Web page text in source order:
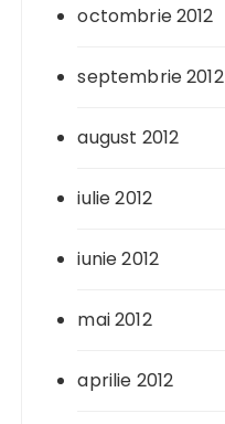
octombrie 2012
septembrie 2012
august 2012
iulie 2012
iunie 2012
mai 2012
aprilie 2012